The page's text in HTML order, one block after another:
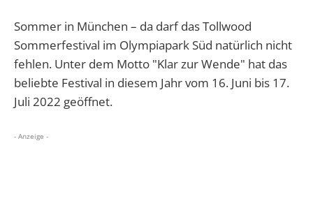
Sommer in München – da darf das Tollwood
Sommerfestival im Olympiapark Süd natürlich nicht
fehlen. Unter dem Motto "Klar zur Wende" hat das
beliebte Festival in diesem Jahr vom 16. Juni bis 17.
Juli 2022 geöffnet.
- Anzeige -